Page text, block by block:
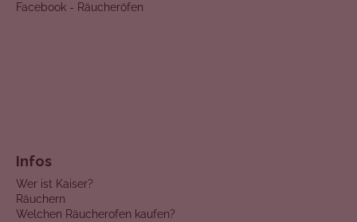
Facebook - Räucheröfen
Infos
Wer ist Kaiser?
Räuchern
Welchen Räucherofen kaufen?